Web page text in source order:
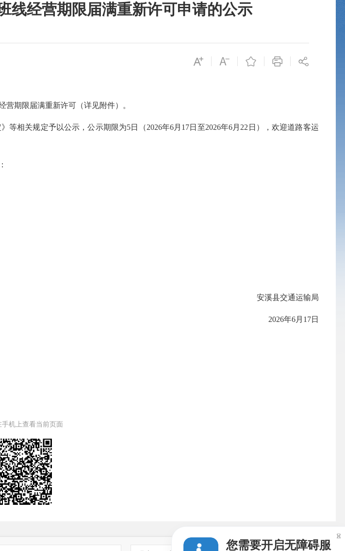
线经营期限届满重新许可申请的公示
期限届满重新许可（详见附件）。
关规定予以公示，公示期限为5日（2026年6月17日至2026年6月22日），欢迎道路客运
安溪县交通运输局
2026年6月17日
手机上查看当前页面
您需要开启无障碍服
